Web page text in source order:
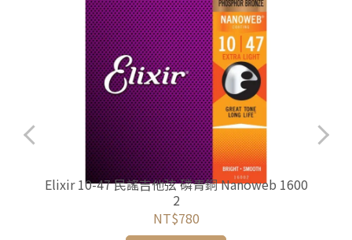
Elixir 10-47 民謠吉他弦 磷青銅 Nanoweb 1600
2
NT$780